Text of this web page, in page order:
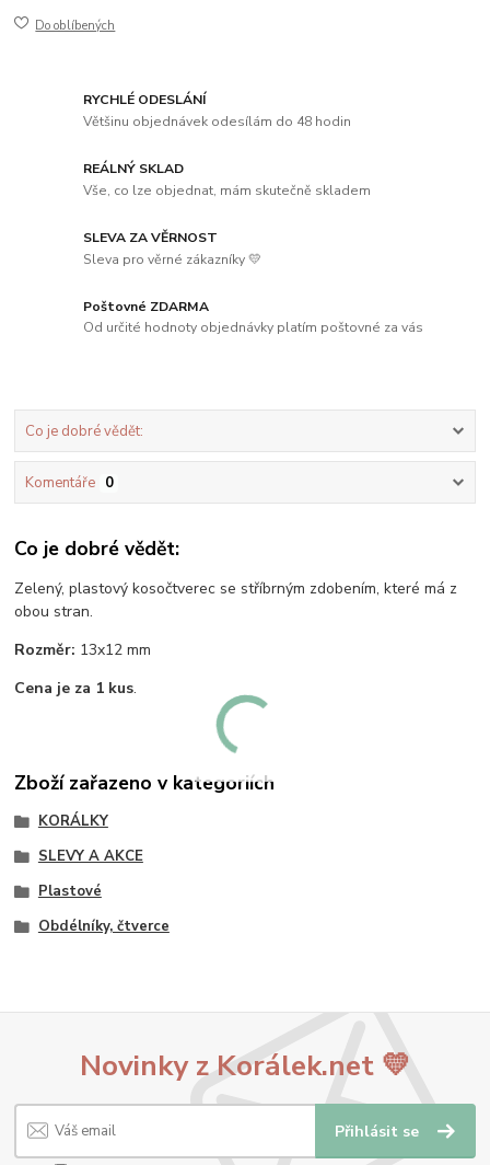
Do oblíbených
RYCHLÉ ODESLÁNÍ
Většinu objednávek odesílám do 48 hodin
REÁLNÝ SKLAD
Vše, co lze objednat, mám skutečně skladem
SLEVA ZA VĚRNOST
Sleva pro věrné zákazníky 💛
Poštovné ZDARMA
Od určité hodnoty objednávky platím poštovné za vás
Co je dobré vědět:
Komentáře 0
Co je dobré vědět:
Zelený, plastový kosočtverec se stříbrným zdobením, které má z
obou stran.
Rozměr: 13x12 mm
Cena je za 1 kus.
Zboží zařazeno v kategoriích
KORÁLKY
SLEVY A AKCE
Plastové
Obdélníky, čtverce
Novinky z Korálek.net 💛
Přihlásit se